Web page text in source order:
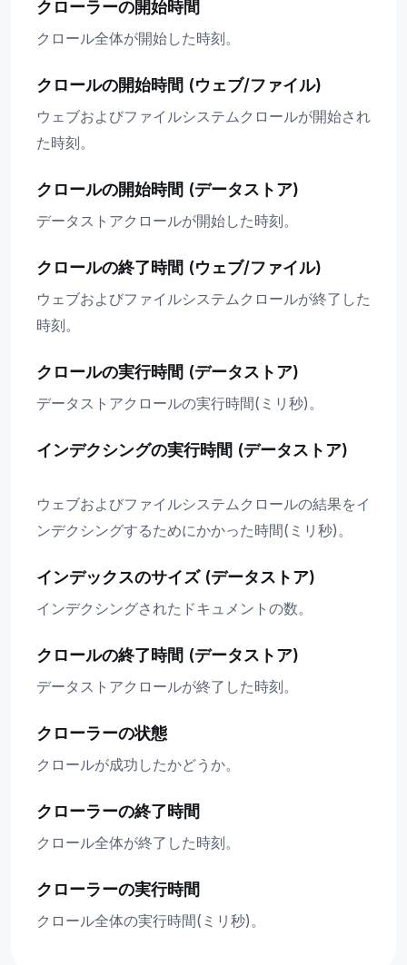
クローラーの開始時間
クロール全体が開始した時刻。
クロールの開始時間 (ウェブ/ファイル)
ウェブおよびファイルシステムクロールが開始され
た時刻。
クロールの開始時間 (データストア)
データストアクロールが開始した時刻。
クロールの終了時間 (ウェブ/ファイル)
ウェブおよびファイルシステムクロールが終了した
時刻。
クロールの実行時間 (データストア)
データストアクロールの実行時間(ミリ秒)。
インデクシングの実行時間 (データストア)
ウェブおよびファイルシステムクロールの結果をイ
ンデクシングするためにかかった時間(ミリ秒)。
インデックスのサイズ (データストア)
インデクシングされたドキュメントの数。
クロールの終了時間 (データストア)
データストアクロールが終了した時刻。
クローラーの状態
クロールが成功したかどうか。
クローラーの終了時間
クロール全体が終了した時刻。
クローラーの実行時間
クロール全体の実行時間(ミリ秒)。